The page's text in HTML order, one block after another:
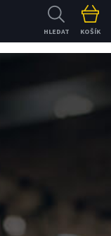
HLEDAT KOŠÍK